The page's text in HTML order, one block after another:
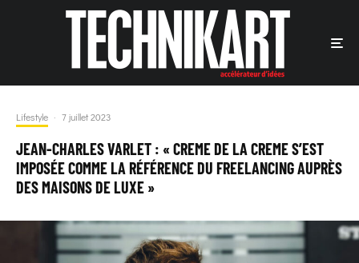
Lifestyle · 7 juillet 2023
JEAN-CHARLES VARLET : « CREME DE LA CREME S’EST
IMPOSÉE COMME LA RÉFÉRENCE DU FREELANCING AUPRÈS
DES MAISONS DE LUXE »